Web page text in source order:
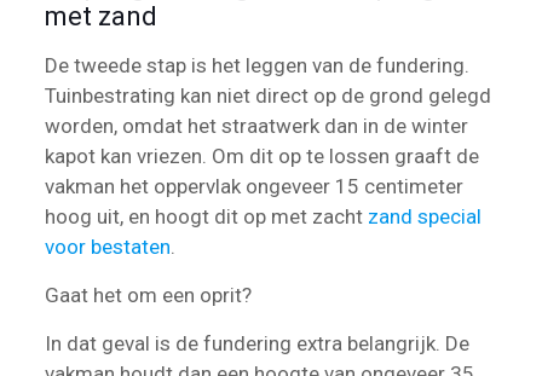
met zand
De tweede stap is het leggen van de fundering.
Tuinbestrating kan niet direct op de grond gelegd
worden, omdat het straatwerk dan in de winter
kapot kan vriezen. Om dit op te lossen graaft de
vakman het oppervlak ongeveer 15 centimeter
hoog uit, en hoogt dit op met zacht zand special
voor bestaten
Gaat het om een oprit?
In dat geval is de fundering extra belangrijk. De